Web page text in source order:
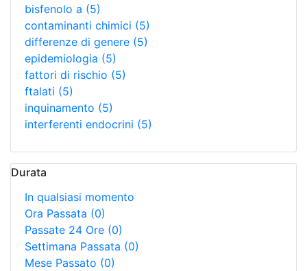
bisfenolo a (5)
contaminanti chimici (5)
differenze di genere (5)
epidemiologia (5)
fattori di rischio (5)
ftalati (5)
inquinamento (5)
interferenti endocrini (5)
Durata
In qualsiasi momento
Ora Passata (0)
Passate 24 Ore (0)
Settimana Passata (0)
Mese Passato (0)